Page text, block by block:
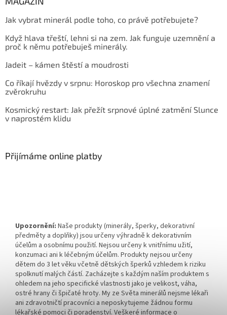
Jak vybrat minerál podle toho, co právě potřebujete?
Když hlava třeští, lehni si na zem. Jak funguje uzemnění a
proč k němu potřebuješ minerály.
Jadeit – kámen štěstí a moudrosti
Co říkají hvězdy v srpnu: Horoskop pro všechna znamení
zvěrokruhu
Kosmický restart: Jak přežít srpnové úplné zatmění Slunce
v naprostém klidu
Přijímáme online platby
Upozornění: Naše produkty (minerály, šperky, dekorativní
předměty a doplňky) jsou určeny výhradně k dekorativním
účelům a osobnímu použití. Nejsou určeny k vnitřnímu užití,
konzumaci ani k léčebným účelům. Produkty nejsou určeny
dětem do 3 let věku včetně dětských šperků vzhledem k riziku
spolknutí malých částí. Zacházejte s každým naším produktem s
ohledem na jeho specifické vlastnosti jako je velikost, váha,
ostré hrany či špičaté hroty. My ze Světa minerálů nejsme lékaři
ani zdravotničtí pracovníci a neposkytujeme žádnou formu
lékařské pomoci či poradenství. Veškeré informace o